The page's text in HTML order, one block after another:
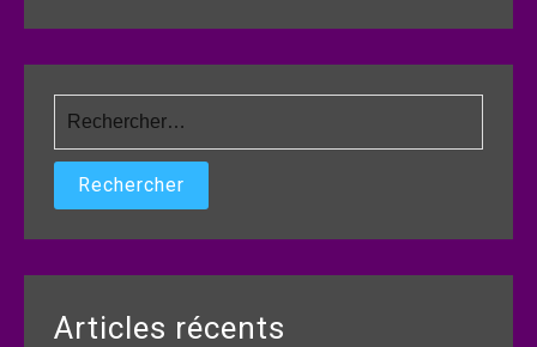
Articles récents